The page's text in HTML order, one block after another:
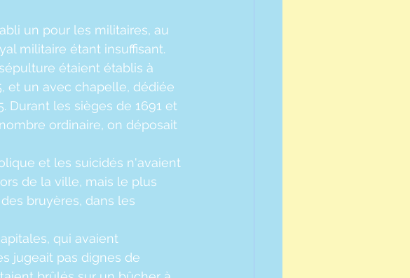
un pour les militaires, au
militaire étant insuffisant.
étaient établis à
et un avec chapelle, dédiée
Durant les sièges de 1691 et
ordinaire, on déposait
et les suicidés n'avaient
de la ville, mais le plus
bruyères, dans les
qui avaient
jugeait pas dignes de